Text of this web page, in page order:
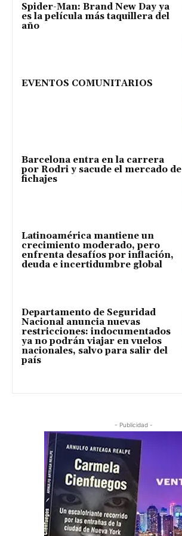
Spider-Man: Brand New Day ya
es la película más taquillera del
año
EVENTOS COMUNITARIOS
Barcelona entra en la carrera
por Rodri y sacude el mercado de
fichajes
Latinoamérica mantiene un
crecimiento moderado, pero
enfrenta desafíos por inflación,
deuda e incertidumbre global
Departamento de Seguridad
Nacional anuncia nuevas
restricciones: indocumentados
ya no podrán viajar en vuelos
nacionales, salvo para salir del
país
- Publicidad -